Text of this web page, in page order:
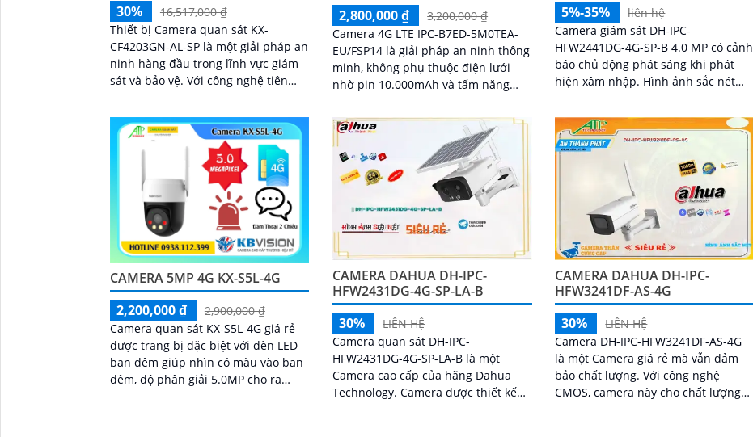
30%
16,517,000 ₫
Thiết bị Camera quan sát KX-
CF4203GN-AL-SP là một giải pháp an
ninh hàng đầu trong lĩnh vực giám
sát và bảo vệ. Với công nghệ tiên
ảnh sắc nét và chất lượng cao, cho
phép người dùng giám sát từ xa một
cách dễ dàng
2,800,000 ₫
3,200,000 ₫
Camera 4G LTE IPC-B7ED-5M0TEA-
EU/FSP14 là giải pháp an ninh thông
minh, không phụ thuộc điện lưới
nhờ pin 10.000mAh và tấm năng
nhận diện...
5%-35%
liên hệ
Camera giám sát DH-IPC-
HFW2441DG-4G-SP-B 4.0 MP có cảnh
báo chủ động phát sáng khi phát
hiện xâm nhập. Hình ảnh sắc nét
cho nhà xưởng kho hàng
CAMERA 5MP 4G KX-S5L-4G
2,200,000 ₫
2,900,000 ₫
Camera quan sát KX-S5L-4G giá rẻ
được trang bị đặc biệt với đèn LED
ban đêm giúp nhìn có màu vào ban
đêm, độ phân giải 5.0MP cho ra
CAMERA DAHUA DH-IPC-
HFW2431DG-4G-SP-LA-B
30%
LIÊN HỆ
Camera quan sát DH-IPC-
HFW2431DG-4G-SP-LA-B là một
Camera cao cấp của hãng Dahua
Technology. Camera được thiết kế
CAMERA DAHUA DH-IPC-
HFW3241DF-AS-4G
30%
LIÊN HỆ
Camera DH-IPC-HFW3241DF-AS-4G
là một Camera giá rẻ mà vẫn đảm
bảo chất lượng. Với công nghệ
CMOS, camera này cho chất lượng